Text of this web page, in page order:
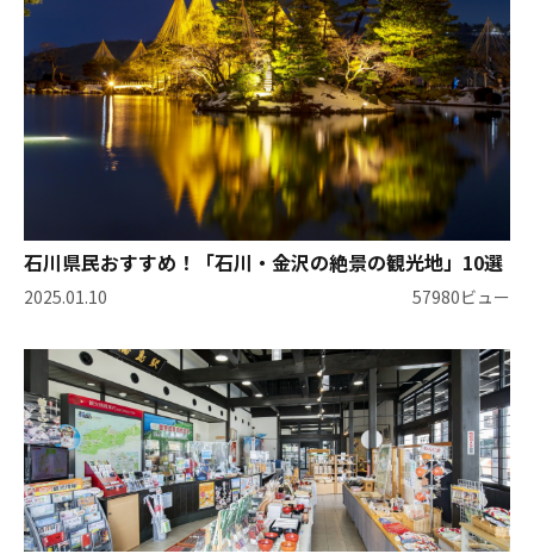
石川県民おすすめ！「石川・金沢の絶景の観光地」10選
2025.01.10 57980ビュー